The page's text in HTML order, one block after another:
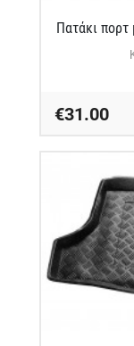
Πατάκι πορτ
€31.00